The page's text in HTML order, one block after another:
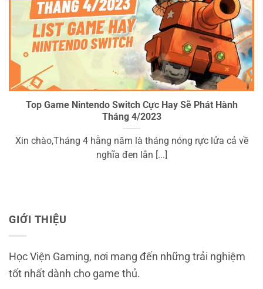
Top Game Nintendo Switch Cực Hay Sẽ Phát Hành
Tháng 4/2023
Xin chào,Tháng 4 hằng năm là tháng nóng rực lửa cả về
nghĩa đen lẫn [...]
GIỚI THIỆU
Học Viện Gaming, nơi mang đến những trải nghiệm
tốt nhất dành cho game thủ.